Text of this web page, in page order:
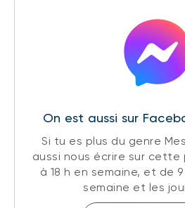
On est aussi sur
Si tu es plus du genre
aussi nous écrire sur cette
à 18 h en semaine, et de
semaine et les